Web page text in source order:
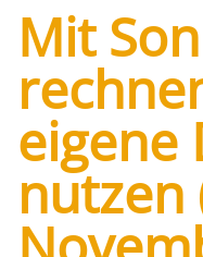
Mit
eigene
nutzen